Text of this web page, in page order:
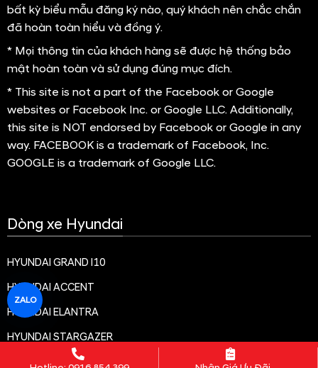
bất kỳ biểu mẫu đăng ký nào, quý khách nên chắc chắn
đã hoàn toàn hiểu và đồng ý.
* Mọi thông tin của khách hàng sẽ được hệ thống bảo
mật hoàn toàn và sử dụng đúng mục đích.
* This site is not a part of the Facebook or Google
websites or Facebook Inc. or Google LLC. Additionally,
this site is NOT endorsed by Facebook or Google in any
way. FACEBOOK is a trademark of Facebook, Inc.
GOOGLE is a trademark of Google LLC.
Dòng xe Hyundai
HYUNDAI GRAND I10
HYUNDAI ACCENT
HYUNDAI ELANTRA
HYUNDAI STARGAZER
HYUNDAI CRETA
ZALO